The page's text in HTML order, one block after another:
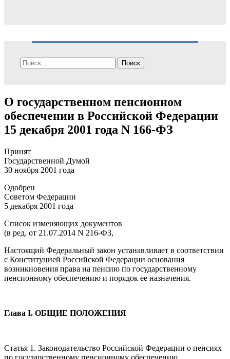
Найти:
О государственном пенсионном
обеспечении в Российской Федерации
15 декабря 2001 года N 166-ФЗ
Принят
Государственной Думой
30 ноября 2001 года
Одобрен
Советом Федерации
5 декабря 2001 года
Список изменяющих документов
(в ред. от 21.07.2014 N 216-ФЗ,
Настоящий Федеральный закон устанавливает в соответствии
с Конституцией Российской Федерации основания
возникновения права на пенсию по государственному
пенсионному обеспечению и порядок ее назначения.
Глава I. ОБЩИЕ ПОЛОЖЕНИЯ
Статья 1. Законодательство Российской Федерации о пенсиях
по государственному пенсионному обеспечению